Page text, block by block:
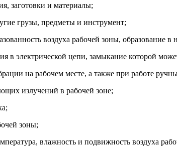
заготовки и материалы;
грузы, предметы и инструмент;
воздуха рабочей зоны,
в электрической цепи, замыкание которой
на рабочем месте, а также при работе
излучений в рабочей зоне;
зоны;
влажность и подвижность воздуха